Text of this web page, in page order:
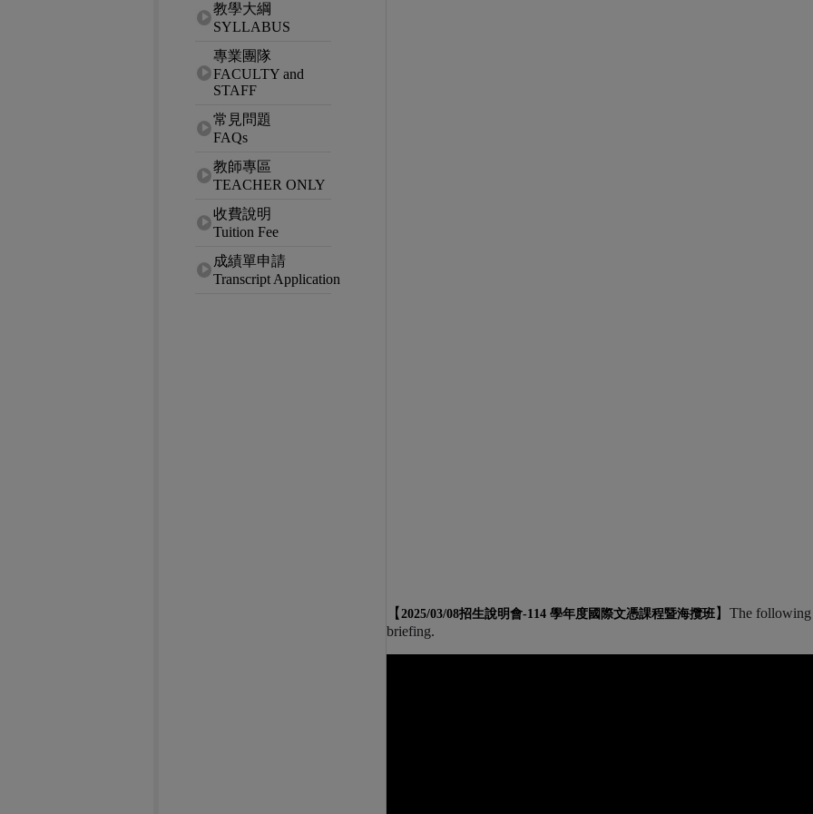
教學大綱
SYLLABUS
專業團隊
FACULTY and
STAFF
常見問題
FAQs
教師專區
TEACHER ONLY
收費說明
Tuition Fee
成績單申請
Transcript Application
【 2025/03/08招生說明會-114 學年度國際文憑課程暨海攬班】 The following
briefing.